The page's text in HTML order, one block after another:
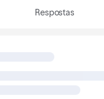
Respostas